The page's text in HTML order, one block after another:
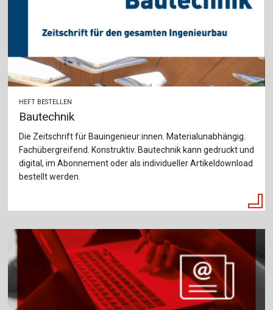
HEFT BESTELLEN
Bautechnik
Die Zeitschrift für Bauingenieur:innen. Materialunabhängig.
Fachübergreifend. Konstruktiv. Bautechnik kann gedruckt und
digital, im Abonnement oder als individueller Artikeldownload
bestellt werden.